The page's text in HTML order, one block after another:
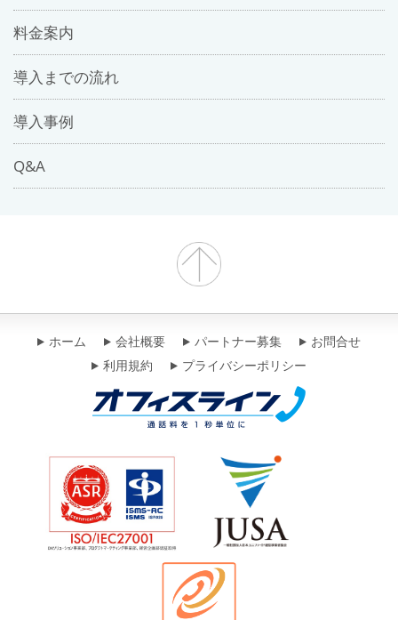
料金案内
導入までの流れ
導入事例
Q&A
ホーム 会社概要 パートナー募集
お問合せ
利用規約
プライバシーポリシー